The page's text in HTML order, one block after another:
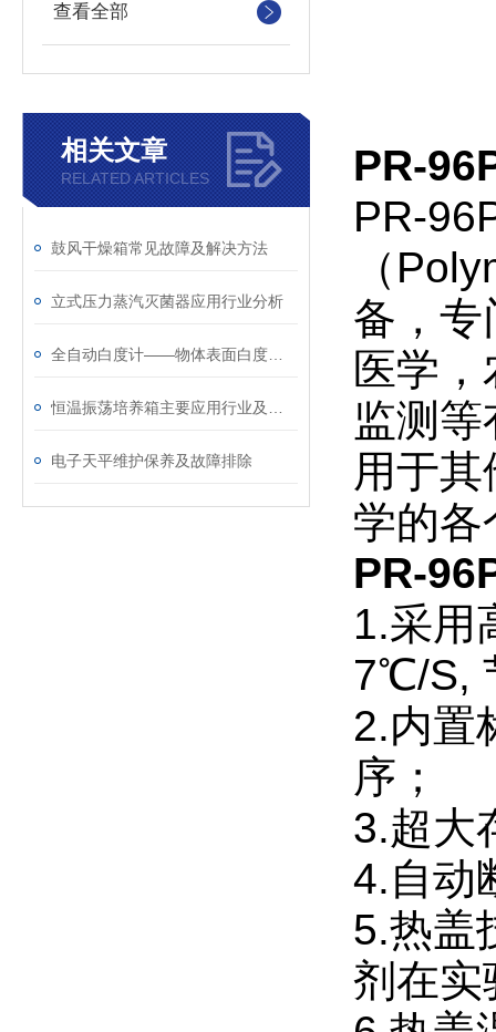
查看全部
相关文章
RELATED ARTICLES
鼓风干燥箱常见故障及解决方法
立式压力蒸汽灭菌器应用行业分析
电子天平维护保养及故障排除
PR-
PR-
（
备，专
医学
监测
用于
学的各
PR-
1.采用
7℃/S,
2.内置
序；
3.超大
4.自动
5.热盖
剂在实